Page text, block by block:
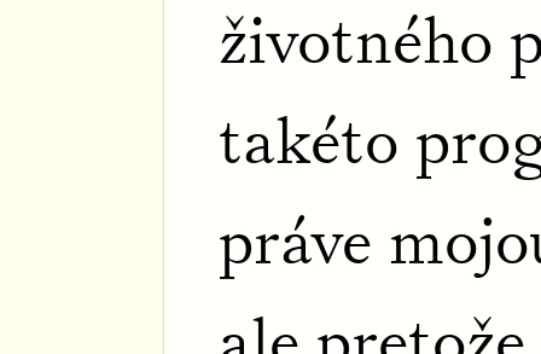
životného
takéto
práve